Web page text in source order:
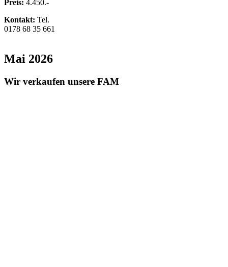
Preis: 4.450.-
Kontakt: Tel.
0178 68 35 661
Mai 2026
Wir verkaufen unsere FAM